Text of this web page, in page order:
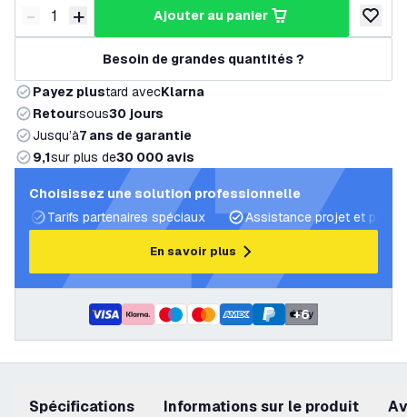
Diminuer la quantité
- Augmenter la quantité
+ ajouter au panier
Besoin de grandes quantités ?
Payez plustard avecKlarna
Retoursous30 jours
Jusqu’à7 ans de garantie
9,1sur plus de30 000 avis
Choisissez une solution professionnelle
Tarifs partenaires spéciaux
Assistance projet et plans
En savoir plus
+6
Spécifications Informations sur le produit